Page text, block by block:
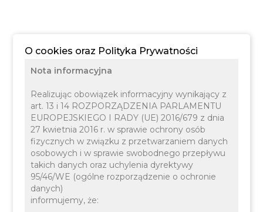
29 LISTOPADA 2024 INFORMACJE
O cookies oraz Polityka Prywatności
Nota informacyjna
Realizując obowiązek informacyjny wynikający z
art. 13 i 14 ROZPORZĄDZENIA PARLAMENTU
EUROPEJSKIEGO I RADY (UE) 2016/679 z dnia
27 kwietnia 2016 r. w sprawie ochrony osób
fizycznych w związku z przetwarzaniem danych
osobowych i w sprawie swobodnego przepływu
takich danych oraz uchylenia dyrektywy
95/46/WE (ogólne rozporządzenie o ochronie
danych)
informujemy, że: